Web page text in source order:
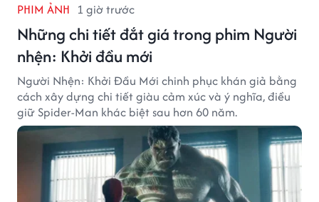
PHIM ẢNH 1 giờ trước
Những chi tiết đắt giá trong phim Người
nhện: Khởi đầu mới
Người Nhện: Khởi Đầu Mới chinh phục khán giả bằng
cách xây dựng chi tiết giàu cảm xúc và ý nghĩa, điều
giữ Spider-Man khác biệt sau hơn 60 năm.